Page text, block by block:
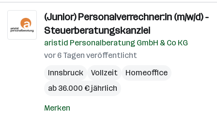
(Junior) Personalverrechner:in (m/w/d) -
Steuerberatungskanzlei
aristid Personalberatung GmbH & Co KG
vor 6 Tagen veröffentlicht
Innsbruck
Vollzeit
Homeoffice
ab 36.000 € jährlich
Merken